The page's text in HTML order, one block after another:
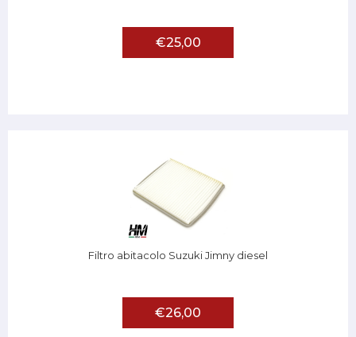
€25,00
Filtro abitacolo Suzuki Jimny diesel
€26,00